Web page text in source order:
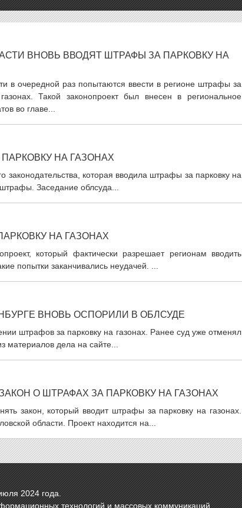
ВНОВЬ ВВОДЯТ ШТРАФЫ ЗА ПАРКОВКУ НА
в очередной раз попытаются ввести в регионе штрафы за
Такой законопроект был внесен в региональное
во главе...
НА ГАЗОНАХ
законодательства, которая вводила штрафы за парковку на
Заседание облсуда...
НА ГАЗОНАХ
который фактически разрешает регионам вводить
попытки заканчивались неудачей. ...
ВНОВЬ ОСПОРИЛИ В ОБЛСУДЕ
штрафов за парковку на газонах. Ранее суд уже отменял
материалов дела на сайте...
О ШТРАФАХ ЗА ПАРКОВКУ НА ГАЗОНАХ
закон, который вводит штрафы за парковку на газонах.
области. Проект находится на...
2024 года.
технологий и массовых коммуникаций.